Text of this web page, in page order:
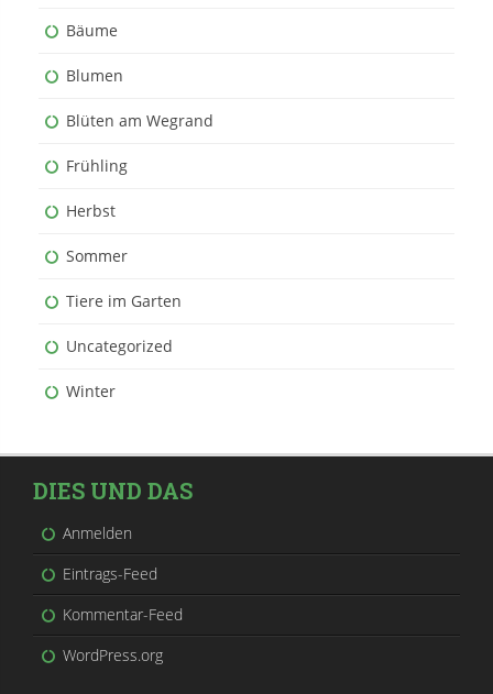
Bäume
Blumen
Blüten am Wegrand
Frühling
Herbst
Sommer
Tiere im Garten
Uncategorized
Winter
DIES UND DAS
Anmelden
Eintrags-Feed
Kommentar-Feed
WordPress.org